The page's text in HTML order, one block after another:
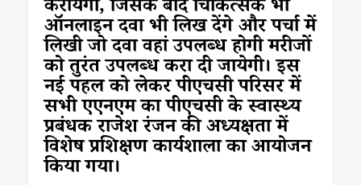
करायेंगी, जिसके बाद चिकित्सक भी
ऑनलाइन दवा भी लिख देंगे और पर्चा में
लिखी जो दवा वहां उपलब्ध होगी मरीजों
को तुरंत उपलब्ध करा दी जायेगी। इस
नई पहल को लेकर पीएचसी परिसर में
सभी एएनएम का पीएचसी के स्वास्थ्य
प्रबंधक राजेश रंजन की अध्यक्षता में
विशेष प्रशिक्षण कार्यशाला का आयोजन
किया गया।